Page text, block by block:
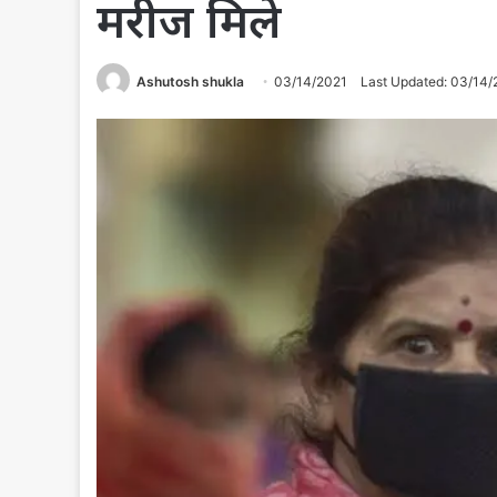
मरीज मिले
Ashutosh shukla 03/14/2021 Last Updated: 03/14/